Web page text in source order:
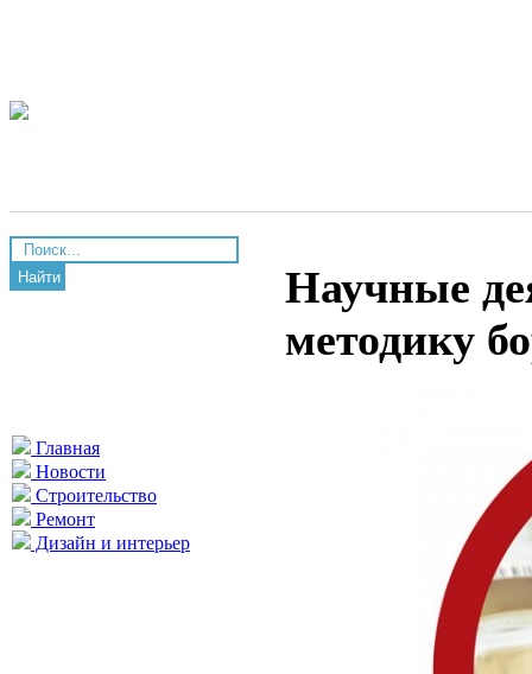
Найти
Главная
Новости
Строительство
Ремонт
Дизайн и интерьер
Научные
методику